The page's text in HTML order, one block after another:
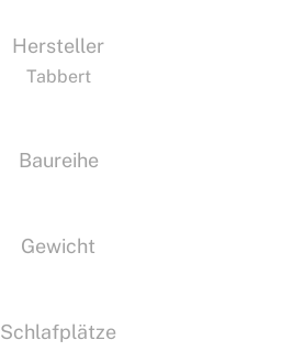
Hersteller
Tabbert
Baureihe
Gewicht
Schlafplätze